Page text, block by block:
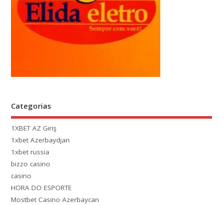
Categorias
1XBET AZ Giriş
1xbet Azerbaydjan
1xbet russia
bizzo casino
casino
HORA DO ESPORTE
Mostbet Casino Azerbaycan